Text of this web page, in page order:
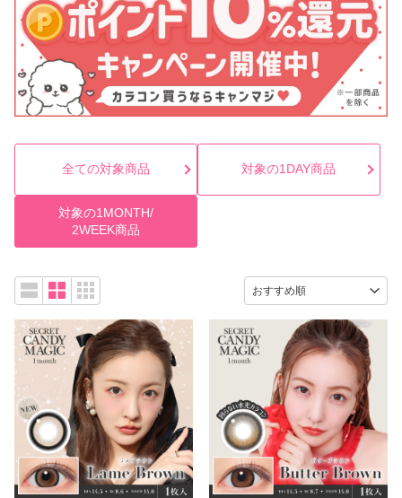
全ての対象商品 対象の1DAY商品
対象の1MONTH/
2WEEK商品